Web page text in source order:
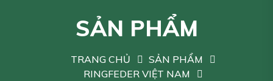
SẢN PHẨM
TRANG CHỦ
SẢN PHẨM
RINGFEDER VIỆT NAM